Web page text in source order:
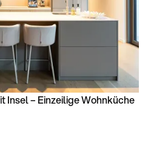
Insel – Einzeilige Wohnküche